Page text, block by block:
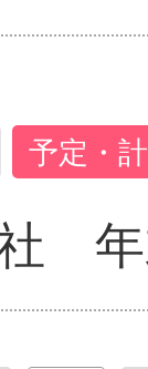
予定・